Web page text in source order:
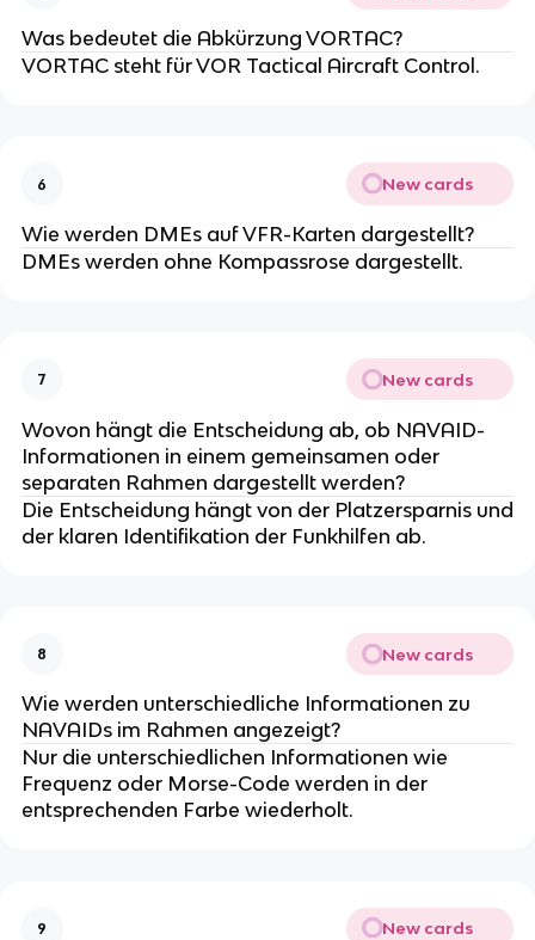
Was bedeutet die Abkürzung VORTAC?
VORTAC steht für VOR Tactical Aircraft Control.
6 New cards
Wie werden DMEs auf VFR-Karten dargestellt?
DMEs werden ohne Kompassrose dargestellt.
7 New cards
Wovon hängt die Entscheidung ab, ob NAVAID-
Informationen in einem gemeinsamen oder
separaten Rahmen dargestellt werden?
Die Entscheidung hängt von der Platzersparnis und
der klaren Identifikation der Funkhilfen ab.
8 New cards
Wie werden unterschiedliche Informationen zu
NAVAIDs im Rahmen angezeigt?
Nur die unterschiedlichen Informationen wie
Frequenz oder Morse-Code werden in der
entsprechenden Farbe wiederholt.
9 New cards